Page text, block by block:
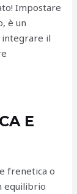
Impostare
è un
integrare il
E
frenetica o
equilibrio